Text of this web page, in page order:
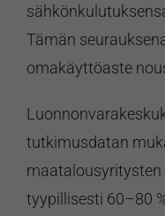
Tämän
omakäyttöaste
tutkimusdatan
tyypillisesti 60–80